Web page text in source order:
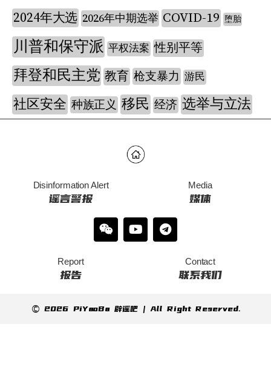
2024年大选 2026年中期选举 COVID-19 堕胎
川普和保守派 平权法案 性别平等
拜登和民主党 教育 枪支暴力 游民
社区安全 种族正义 移民 经济 选举与立法
Disinformation Alert
谣言警报
Media
媒体
Report
报告
Contact
联系我们
© 2026 PiYaoBa 辟谣吧 | All Right Reserved.